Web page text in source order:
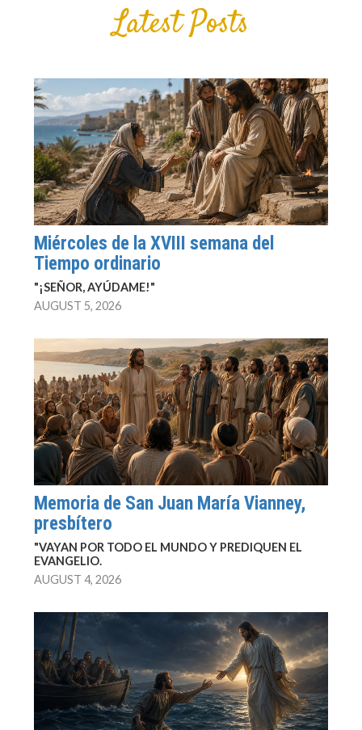
Latest Posts
Miércoles de la XVIII semana del
Tiempo ordinario
"¡SEÑOR, AYÚDAME!"
AUGUST 5, 2026
Memoria de San Juan María Vianney,
presbítero
"VAYAN POR TODO EL MUNDO Y PREDIQUEN EL
EVANGELIO.
AUGUST 4, 2026